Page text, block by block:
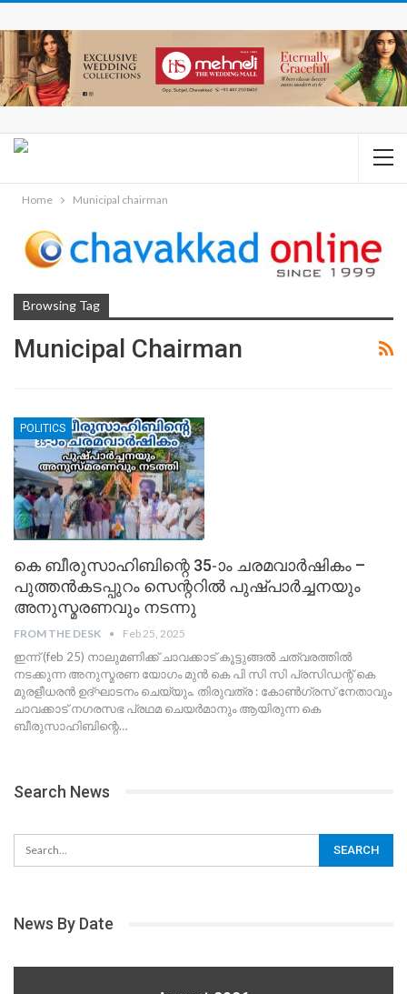
Home Municipal chairman
Browsing Tag
Municipal Chairman
POLITICS
കെ ബീരുസാഹിബിന്റെ 35-ാം ചരമവാർഷികം –
പുത്തൻകടപ്പുറം സെന്ററിൽ പുഷ്പാർച്ചനയും
അനുസ്മരണവും നടന്നു
FROM THE DESK Feb 25, 2025
ഇന്ന് (feb 25) നാലുമണിക്ക് ചാവക്കാട് കൂട്ടുങ്ങൽ ചത്വരത്തിൽ
നടക്കുന്ന അനുസ്മരണ യോഗം മുൻ കെ പി സി സി പ്രസിഡന്റ് കെ
മുരളീധരൻ ഉദ്ഘാടനം ചെയ്യും. തിരുവത്ര : കോൺഗ്രസ് നേതാവും
ചാവക്കാട് നഗരസഭ പ്രഥമ ചെയർമാനും ആയിരുന്ന കെ
ബീരുസാഹിബിന്റെ…
Search News
News By Date